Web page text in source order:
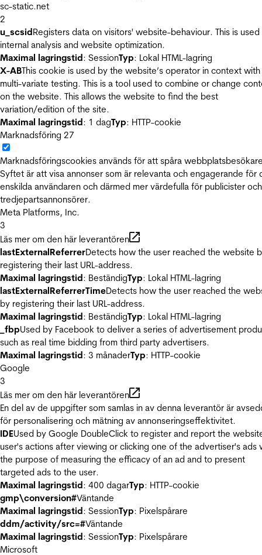
sc-static.net
2
u_scsidRegisters data on visitors' website-behaviour. This is
internal analysis and website optimization.
Maximal lagringstid: SessionTyp: Lokal HTML-lagring
X-ABThis cookie is used by the website’s operator in context with
multi-variate testing. This is a tool used to combine or change
on the website. This allows the website to find the best
variation/edition of the site.
Maximal lagringstid: 1 dagTyp: HTTP-cookie
Marknadsföring 27
Marknadsföringscookies används för att spåra
Syftet är att visa annonser som är relevanta och engagerande för
enskilda användaren och därmed mer värdefulla för publicister och
tredjepartsannonsörer.
Meta Platforms, Inc.
3
Läs mer om den här leverantören
lastExternalReferrerDetects how the user reached the website
registering their last URL-address.
Maximal lagringstid: BeständigTyp: Lokal HTML-lagring
lastExternalReferrerTimeDetects how the user reached the
by registering their last URL-address.
Maximal lagringstid: BeständigTyp: Lokal HTML-lagring
_fbpUsed by Facebook to deliver a series of advertisement
such as real time bidding from third party advertisers.
Maximal lagringstid: 3 månaderTyp: HTTP-cookie
Google
3
Läs mer om den här leverantören
En del av de uppgifter som samlas in av denna leverantör är
för personalisering och mätning av annonseringseffektivitet.
IDEUsed by Google DoubleClick to register and report the
user's actions after viewing or clicking one of the advertiser's ads
the purpose of measuring the efficacy of an ad and to present
targeted ads to the user.
Maximal lagringstid: 400 dagarTyp: HTTP-cookie
gmp\conversion#Väntande
Maximal lagringstid: SessionTyp: Pixelspårare
ddm/activity/src=#Väntande
Maximal lagringstid: SessionTyp: Pixelspårare
Microsoft